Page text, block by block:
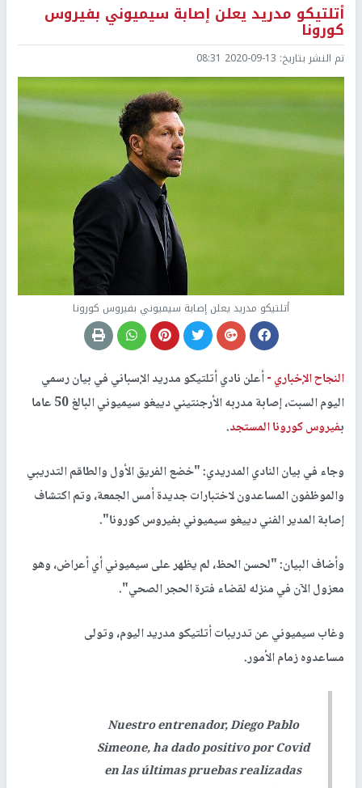
أتلتيكو مدريد يعلن إصابة سيميوني بفيروس
كورونا
تم النشر بتاريخ: 2020-09-13 08:31
أتلتيكو مدريد يعلن إصابة سيميوني بفيروس كورونا
النجاح الإخباري -أعلن نادي أتلتيكو مدريد الإسباني في بيان رسمي
اليوم السبت، إصابة مدربه الأرجنتيني دييغو سيميوني البالغ 50 عاما
بفيروس كورونا المستجد.
وجاء في بيان النادي المدريدي: "خضع الفريق الأول والطاقم التدريبي
والموظفون المساعدون لاختبارات جديدة أمس الجمعة، وتم اكتشاف
إصابة المدير الفني دييغو سيميوني بفيروس كورونا".
وأضاف البيان: "لحسن الحظ، لم يظهر على سيميوني أي أعراض، وهو
معزول الآن في منزله لقضاء فترة الحجر الصحي".
وغاب سيميوني عن تدريبات أتلتيكو مدريد اليوم، وتولى
مساعدوه زمام الأمور.
Nuestro entrenador, Diego Pablo
Simeone, ha dado positivo por Covid
en las últimas pruebas realizadas